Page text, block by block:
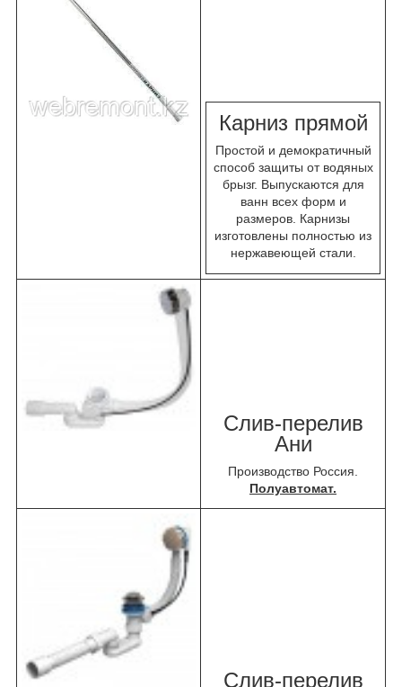
Карниз прямой
Простой и демократичный
способ защиты от водяных
брызг. Выпускаются для
ванн всех форм и
размеров. Карнизы
изготовлены полностью из
нержавеющей стали.
Слив-перелив
Ани
Производство Россия.
Полуавтомат.
Слив-перелив